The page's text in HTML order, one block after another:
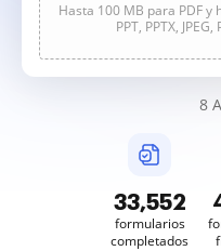
Hasta 100 MB para PDF y
PPT, PPTX, JPEG,
8
33,552
formularios
completados